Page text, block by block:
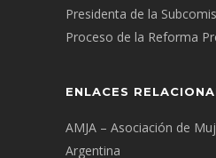
Presidenta de la
Proceso de la Reforma
ENLACES
AMJA – Asociación de
Argentina